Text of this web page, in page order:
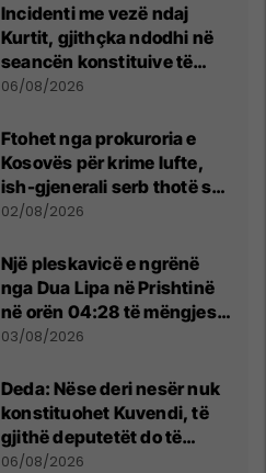
Incidenti me vezë ndaj
Kurtit, gjithçka ndodhi në
seancën konstituive të
Kuvendit
06/08/2026
Ftohet nga prokuroria e
Kosovës për krime lufte,
ish-gjenerali serb thotë se
dikush e tradhtoi në
02/08/2026
Një pleskavicë e ngrënë
nga Dua Lipa në Prishtinë
në orën 04:28 të mëngjesit
- dhe bota digjitale serbe
03/08/2026
Deda: Nëse deri nesër nuk
konstituohet Kuvendi, të
gjithë deputetët do të
bëjnë shkelje të rëndë
06/08/2026